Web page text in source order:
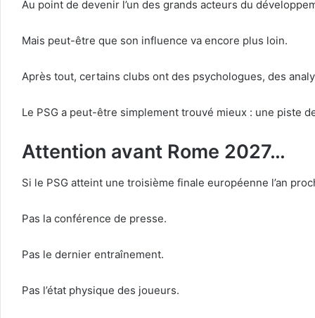
Au point de devenir l’un des grands acteurs du
Mais peut-être que son influence va encore plus loin.
Après tout, certains clubs ont des psychologues, des
Le PSG a peut-être simplement trouvé mieux : une piste
Attention avant Rome 2027…
Si le PSG atteint une troisième finale européenne l’an
Pas la conférence de presse.
Pas le dernier entraînement.
Pas l’état physique des joueurs.